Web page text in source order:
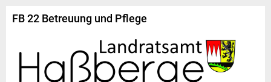
FB 22 Betreuung und Pflege